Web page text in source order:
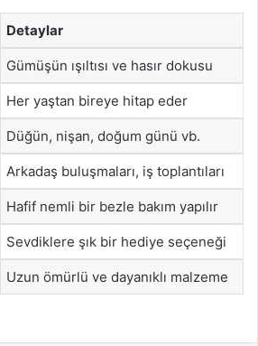
Detaylar
Gümüşün ışıltısı ve hasır dokusu
Her yaştan bireye hitap eder
Düğün, nişan, doğum günü vb.
Arkadaş buluşmaları, iş toplantıları
Hafif nemli bir bezle bakım yapılır
Sevdiklere şık bir hediye seçeneği
Uzun ömürlü ve dayanıklı malzeme